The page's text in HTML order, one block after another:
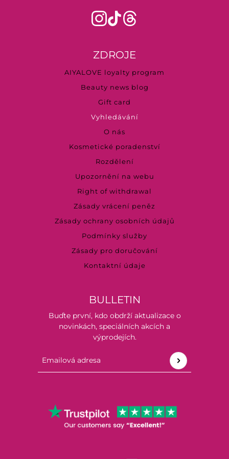
ZDROJE
AIYALOVE loyalty program
Beauty news blog
Gift card
Vyhledávání
O nás
Kosmetické poradenství
Rozdělení
Upozornění na webu
Right of withdrawal
Zásady vrácení peněz
Zásady ochrany osobních údajů
Podmínky služby
Zásady pro doručování
Kontaktní údaje
BULLETIN
Buďte první, kdo obdrží aktualizace o
novinkách, speciálních akcích a
výprodejích.
Emailová adresa
Tento web je chráněn službou hCaptcha a vztahují